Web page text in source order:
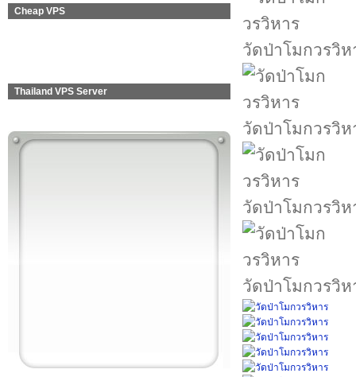
Cheap VPS
Thailand VPS Server
วัดป่าโมกวรวิห
วัดป่าโมกวรวิห
วัดป่าโมกวรวิห
วัดป่าโมกวรวิห